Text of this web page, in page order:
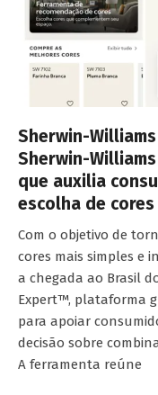
Sherwin-
Sherwin-
que auxilia
escolha de
Com o objetivo de
cores mais simples e
a chegada ao Brasil
Expert™, plataforma
para apoiar
decisão sobre
A ferramenta reúne